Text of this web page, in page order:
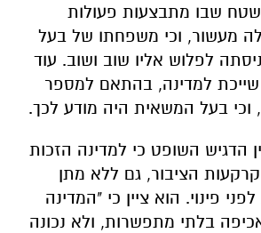
שבו מתבצעות פעולות
מעשור, וכי משפחתו של בעל
לפלוש אליו שוב ושוב. עוד
למדינה, בהתאם למספר
וכי בעל המשאית היה מודע לכך.
הדגיש השופט כי למדינה הזכות
הציבור, גם ללא מתן
פינוי. הוא ציין כי "המדינה
בלתי מתפשרות, ולא נכונה